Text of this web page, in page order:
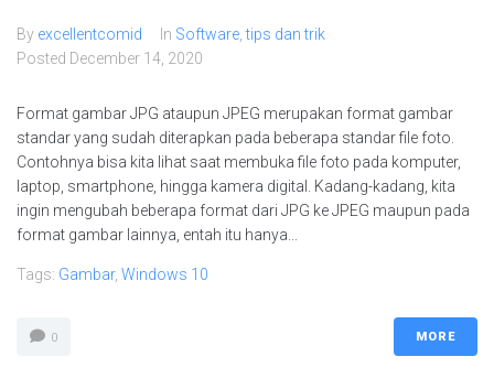
By excellentcomid In Software ,tips dan trik
Posted December 14, 2020
Format gambar JPG ataupun JPEG merupakan format gambar
standar yang sudah diterapkan pada beberapa standar file foto.
Contohnya bisa kita lihat saat membuka file foto pada komputer,
laptop, smartphone, hingga kamera digital. Kadang-kadang, kita
ingin mengubah beberapa format dari JPG ke JPEG maupun pada
format gambar lainnya, entah itu hanya...
Tags: Gambar, Windows 10
0 MORE